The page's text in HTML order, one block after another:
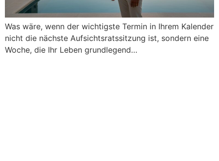
Was wäre, wenn der wichtigste Termin in Ihrem Kalender
nicht die nächste Aufsichtsratssitzung ist, sondern eine
Woche, die Ihr Leben grundlegend…